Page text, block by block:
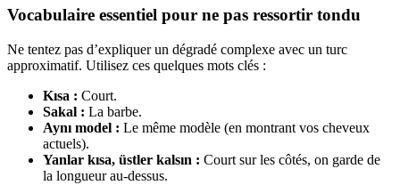
Vocabulaire essentiel pour ne pas ressortir tondu
Ne tentez pas d’expliquer un dégradé complexe avec un turc
approximatif. Utilisez ces quelques mots clés :
Kısa : Court.
Sakal : La barbe.
Aynı model : Le même modèle (en montrant vos cheveux
actuels).
Yanlar kısa, üstler kalsın : Court sur les côtés, on garde de
la longueur au-dessus.